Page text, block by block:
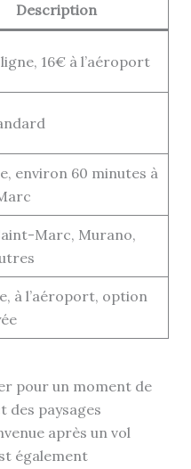
Description
16€ à l’aéroport
environ 60 minutes à
Marc, Murano,
à l’aéroport, option
pour un moment de
des paysages
après un vol
également